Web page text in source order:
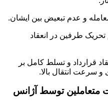
طرفین در انعقاد
قرارداد و تسلط کامل بر
سرعت انتقال بالا.
توسط آژانس